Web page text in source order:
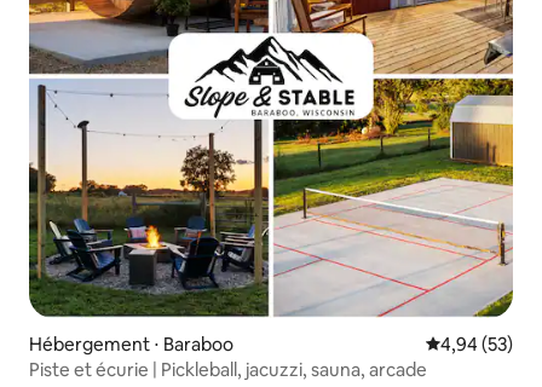
Hébergement ⋅ Baraboo Évaluation
4,94 (53)
Piste et écurie | Pickleball, jacuzzi, sauna, arcade